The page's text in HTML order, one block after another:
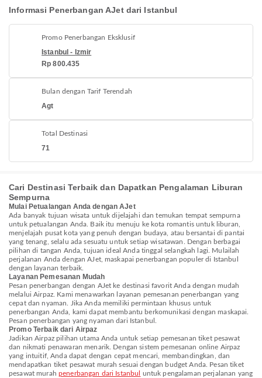
Informasi Penerbangan AJet dari Istanbul
Promo Penerbangan Eksklusif
Istanbul - Izmir
Rp 800.435
Bulan dengan Tarif Terendah
Agt
Total Destinasi
71
Cari Destinasi Terbaik dan Dapatkan Pengalaman Liburan
Sempurna
Mulai Petualangan Anda dengan AJet
Ada banyak tujuan wisata untuk dijelajahi dan temukan tempat sempurna
untuk petualangan Anda. Baik itu menuju ke kota romantis untuk liburan,
menjelajah pusat kota yang penuh dengan budaya, atau bersantai di pantai
yang tenang, selalu ada sesuatu untuk setiap wisatawan. Dengan berbagai
pilihan di tangan Anda, tujuan ideal Anda tinggal selangkah lagi. Mulailah
perjalanan Anda dengan AJet, maskapai penerbangan populer di Istanbul
dengan layanan terbaik.
Layanan Pemesanan Mudah
Pesan penerbangan dengan AJet ke destinasi favorit Anda dengan mudah
melalui Airpaz. Kami menawarkan layanan pemesanan penerbangan yang
cepat dan nyaman. Jika Anda memiliki permintaan khusus untuk
penerbangan Anda, kami dapat membantu berkomunikasi dengan maskapai.
Pesan penerbangan yang nyaman dari Istanbul.
Promo Terbaik dari Airpaz
Jadikan Airpaz pilihan utama Anda untuk setiap pemesanan tiket pesawat
dan nikmati penawaran menarik. Dengan sistem pemesanan online Airpaz
yang intuitif, Anda dapat dengan cepat mencari, membandingkan, dan
mendapatkan tiket pesawat murah sesuai dengan budget Anda. Pesan tiket
pesawat murah penerbangan dari Istanbul
untuk pengalaman perjalanan yang